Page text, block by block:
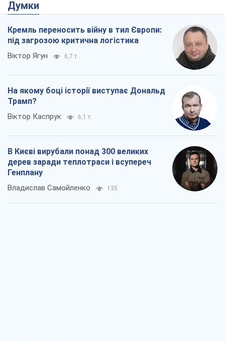
Думки
Кремль переносить війну в тил Європи:
під загрозою критична логістика
Віктор Ягун 6,7 т.
На якому боці історії виступає Дональд
Трамп?
Віктор Каспрук 6,1 т.
В Києві вирубали понад 300 великих
дерев заради теплотраси і всупереч
Генплану
Владислав Самойленко 135